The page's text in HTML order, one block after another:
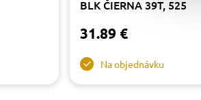
BLK ČIERNA 39T, 525
31.89 €
Na objednávku